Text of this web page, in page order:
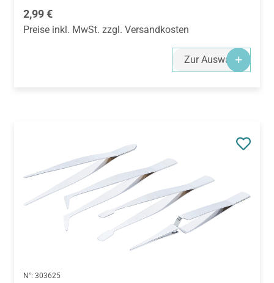
Regulärer Preis:
2,99 €
Preise inkl. MwSt. zzgl. Versandkosten
Zur Auswahl
N°: 303625